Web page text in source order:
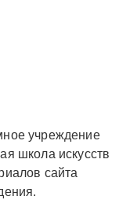
учреждение
школа искусств
сайта